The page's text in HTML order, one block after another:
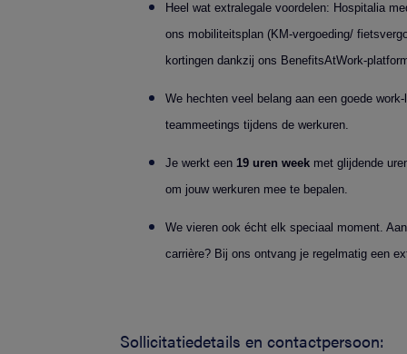
Heel wat extralegale voordelen: Hospitalia
ons mobiliteitsplan (KM-vergoeding/
kortingen dankzij ons BenefitsAtWork-
We hechten veel belang aan een goede
teammeetings tijdens de werkuren.
Je werkt een 19 uren week met glijdende
om jouw werkuren mee te bepalen.
We vieren ook écht elk speciaal moment.
carrière? Bij ons ontvang je regelmatig een
Sollicitatiedetails en contactpersoon: